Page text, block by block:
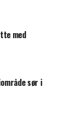
med
sør i